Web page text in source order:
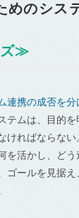
めのシス
ズ≫
連携の成否を
テムは、目的
ければならない
を活かし、ど
ゴールを見据